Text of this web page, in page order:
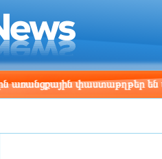
Beijing
23:46
փաստաթղթեր են ստորագրել